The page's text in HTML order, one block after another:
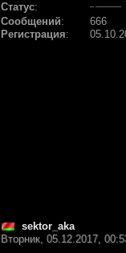
Статус:
Сообщений:
666
Регистрация:
sektor_aka
Вторник, 05.12.2017,